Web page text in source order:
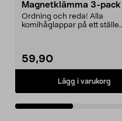
Magnetklämma 3-pack
Ordning och reda! Alla
komihåglappar på ett ställe.
59,90
Lägg i varukorg